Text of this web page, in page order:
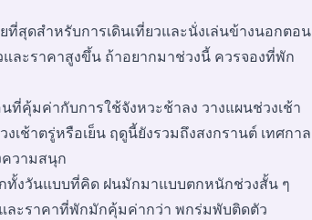
ที่สุดสำหรับการเดินเที่ยวและนั่งเล่นข้างนอกตอน
และราคาสูงขึ้น ถ้าอยากมาช่วงนี้ ควรจองที่พัก
ที่คุ้มค่ากับการใช้จังหวะช้าลง วางแผนช่วงเช้า
เช้าตรู่หรือเย็น ฤดูนี้ยังรวมถึงสงกรานต์ เทศกาล
วามสนุก
ทั้งวันแบบที่คิด ฝนมักมาแบบตกหนักช่วงสั้น ๆ
และราคาที่พักมักคุ้มค่ากว่า พกร่มพับติดตัว